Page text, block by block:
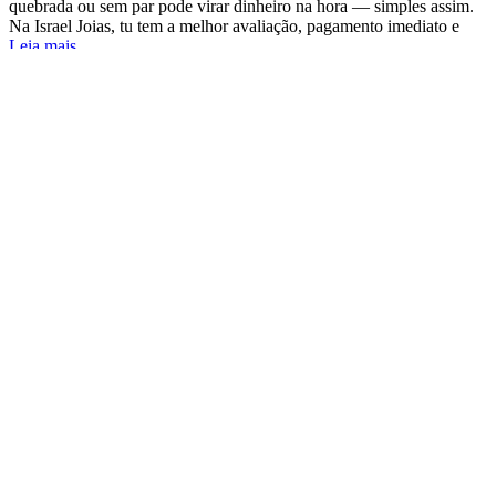
quebrada ou sem par pode virar dinheiro na hora — simples assim.
Na Israel Joias, tu tem a melhor avaliação, pagamento imediato e
Leia mais...